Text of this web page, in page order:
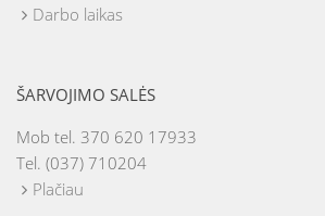
Darbo laikas
ŠARVOJIMO SALĖS
Mob tel. 370 620 17933
Tel. (037) 710204
Plačiau